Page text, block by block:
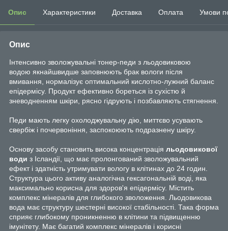
Опис Характеристики Доставка Оплата Умови
Опис
Інтенсивно зволожувальні тонер-педи з льодовиковою
водою якнайшвидше заповнюють брак вологи після
вмивання, нормалізує оптимальний кислотно-лужний баланс
епідермісу. Продукт ефективно бореться із сухістю й
зневодненням шкіри, рясно гідрують і позбавляють стягнення.
Педи мають легку охолоджувальну дію, миттєво усувають
свербіж і почервоніння, заспокоюють подразнену шкіру.
Основу засобу становить висока концентрація льодовикової
води з Ісландії, що має пролонгований зволожувальний
ефект і здатність утримувати вологу в клітинах до 24 годин.
Структура цього активу аналогічна гексагональній воді, яка
максимально корисна для здоров'я епідермісу. Містить
комплекс мінералів для глибокого зволоження. Льодовикова
вода має структуру шестерні високої стабільності. Така форма
сприяє глибокому проникненню в клітини та підвищенню
імунітету. Має багатий комплекс мінералів і корисні